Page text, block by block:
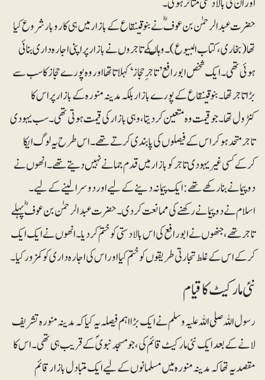
حضرت عبدالرحمٰن بن عوفؓ نے بنوقینقاع کے بازار میں ہی کاروبا ر شروع کیا
تھا (بخاری، کتاب البیوع)۔ وہاںکے تاجروں نے بازار پر اپنی اجارہ داری بنائی
ہوئی تھی۔ ایک شخص ابورافع ’تاجرِ حجاز‘ کہلاتا تھا اور وہ پورے حجاز کا سب سے
بڑا تاجر تھا۔ بنوقینقاع کے پورے بازار بلکہ مدینہ منورہ کے بازار پر اس کا
کنٹرول تھا۔ جو قیمت وہ متعین کردیتا، وہی بازار کی قیمت ہوتی تھی۔ سب یہودی
تاجر متحد ہوکر اس کے فیصلوں کی پابندی کرتے تھے۔ اس طرح یہ لوگ ایکا
کرکے کسی غیریہودی تاجر کو بازار میں قدم جمانے نہیں دیتے تھے۔ انھوں نے
دو پیمانے بنا رکھے تھے: ایک پیمانہ دینے کے لیے اور دوسرا لینے کے لیے۔
اسلام نے دو پیمانے رکھنے کی ممانعت کردی۔ حضرت عبدالرحمٰن بن عوفؓ پہلے
تاجر تھے، جنھوں نے ابورافع کی اس بالادستی کو ختم کردیا۔ انھوں نے ایک ایک
کرکے اس کے غلط تجارتی طریقوں کو ختم کیا اور اس کی اجارہ داری کو کمزور کیا۔
نئی مارکیٹ کا قیام
رسول اللہ صلی اللہ علیہ وسلم نے ایک بڑا اہم فیصلہ یہ کیا کہ مدینہ منورہ تشریف
لانے کے بعد ایک نئی مارکیٹ قائم کی، جو مسجد نبویؐ کے قریب ہی تھی۔ اس کا
مقصد یہ تھا کہ مدینہ منورہ میں مسلمانوں کے لیے ایک متبادل بازار قائم